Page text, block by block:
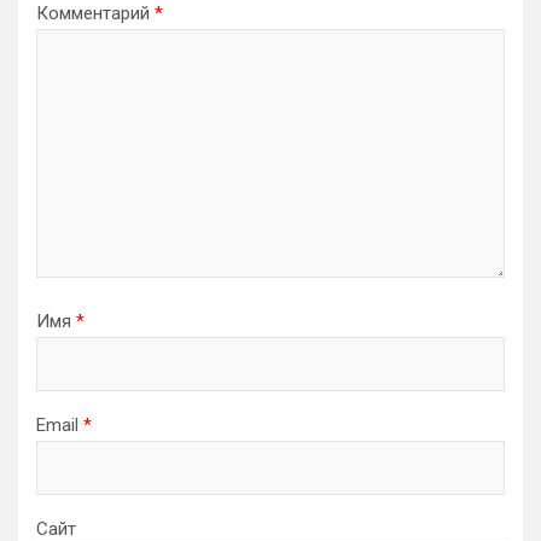
Комментарий *
Имя *
Email *
Сайт